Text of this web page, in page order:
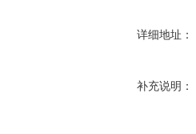
详细地址：
补充说明：